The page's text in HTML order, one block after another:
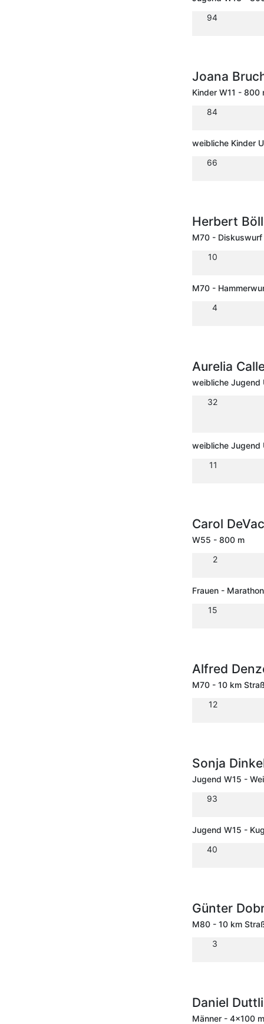
94
Joana
Kinder W11 - 800
84
weibliche Kinder
66
Herbert
M70 - Diskuswurf
10
M70 -
4
Aurelia
weibliche Jugend
32
weibliche Jugend
11
Carol
W55 - 800 m
2
Frauen - Marathon
15
Alfred
M70 - 10 km
12
Sonja
Jugend W15 -
93
Jugend W15 -
40
Günter
M80 - 10 km
3
Daniel
Männer - 4x100